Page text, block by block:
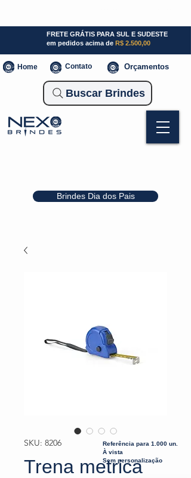
Brindes Dia dos Pais
FRETE GRÁTIS PARA SUL E SUDESTE
em pedidos acima de R$ 2.500,00
Home Contato Orçamentos
Buscar Brindes
SKU: 8206
Trena metrica
Referência para 1.000 un.
À vista
Sem personalização